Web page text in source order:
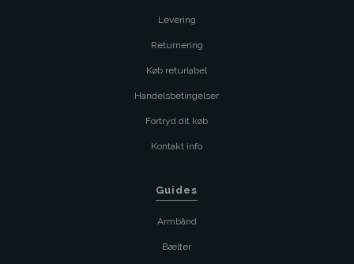
Levering
Returnering
Køb returlabel
Handelsbetingelser
Fortryd dit køb
Kontakt info
Guides
Armbånd
Bælter